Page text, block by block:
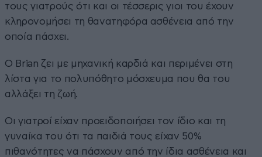
τους γιατρούς ότι και οι τέσσερις γιοι του έχουν
κληρονομήσει τη θανατηφόρα ασθένεια από την
οποία πάσχει.
Ο Brian ζει με μηχανική καρδιά και περιμένει στη
λίστα για το πολυπόθητο μόσχευμα που θα του
αλλάξει τη ζωή.
Οι γιατροί είχαν προειδοποιήσει τον ίδιο και τη
γυναίκα του ότι τα παιδιά τους είχαν 50%
πιθανότητες να πάσχουν από την ίδια ασθένεια και